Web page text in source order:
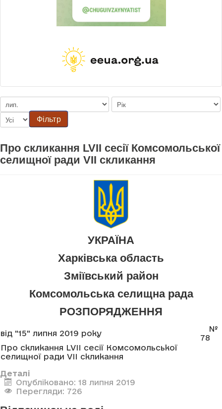
Фільтр
Про скликання LVII сесії Комсомольської
селищної ради VII скликання
УКРАЇНА
Харківська область
Зміївський район
Комсомольська селищна рада
РОЗПОРЯДЖЕННЯ
від "15" липня 2019 року
№
78
Про скликання LVII сесії Комсомольської
селищної ради VII скликання
Деталі
Опубліковано: 18 липня 2019
Перегляди: 726